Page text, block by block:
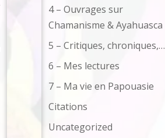
4 – Ouvrages sur
Chamanisme & Ayahuasca
5 – Critiques, chroniques,…
6 – Mes lectures
7 – Ma vie en Papouasie
Citations
Uncategorized